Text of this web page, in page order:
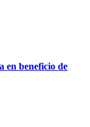
en beneficio de